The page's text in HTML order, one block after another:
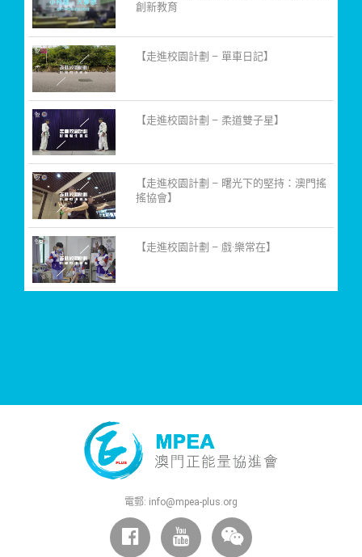
創新教育
【走進校園計劃 – 單車日記】
【走進校園計劃 – 柔道雙子星】
【走進校園計劃 – 曙光下的堅持：澳門搖
搖協會】
【走進校園計劃 – 戲·樂常在】
電郵: info@mpea-plus.org